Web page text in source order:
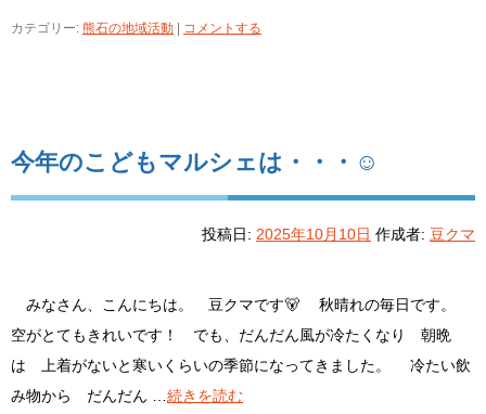
カテゴリー: 熊石の地域活動 コメントする
今年のこどもマルシェは・・・☺
投稿日: 2025年10月10日 作成者: 豆クマ
みなさん、こんにちは。 豆クマです🐻 秋晴れの毎日です。
空がとてもきれいです！ でも、だんだん風が冷たくなり 朝晩
は 上着がないと寒いくらいの季節になってきました。 冷たい飲
み物から だんだん … 続きを読む